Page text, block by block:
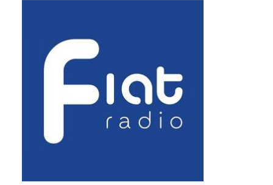
Pierwsza Komunia Święta 2019
Imieniny Ks Kanonika
Wigilia Paschalna 2019
Wielki Piątek 2019
Droga Krzyżowa w parafii św. Jakuba